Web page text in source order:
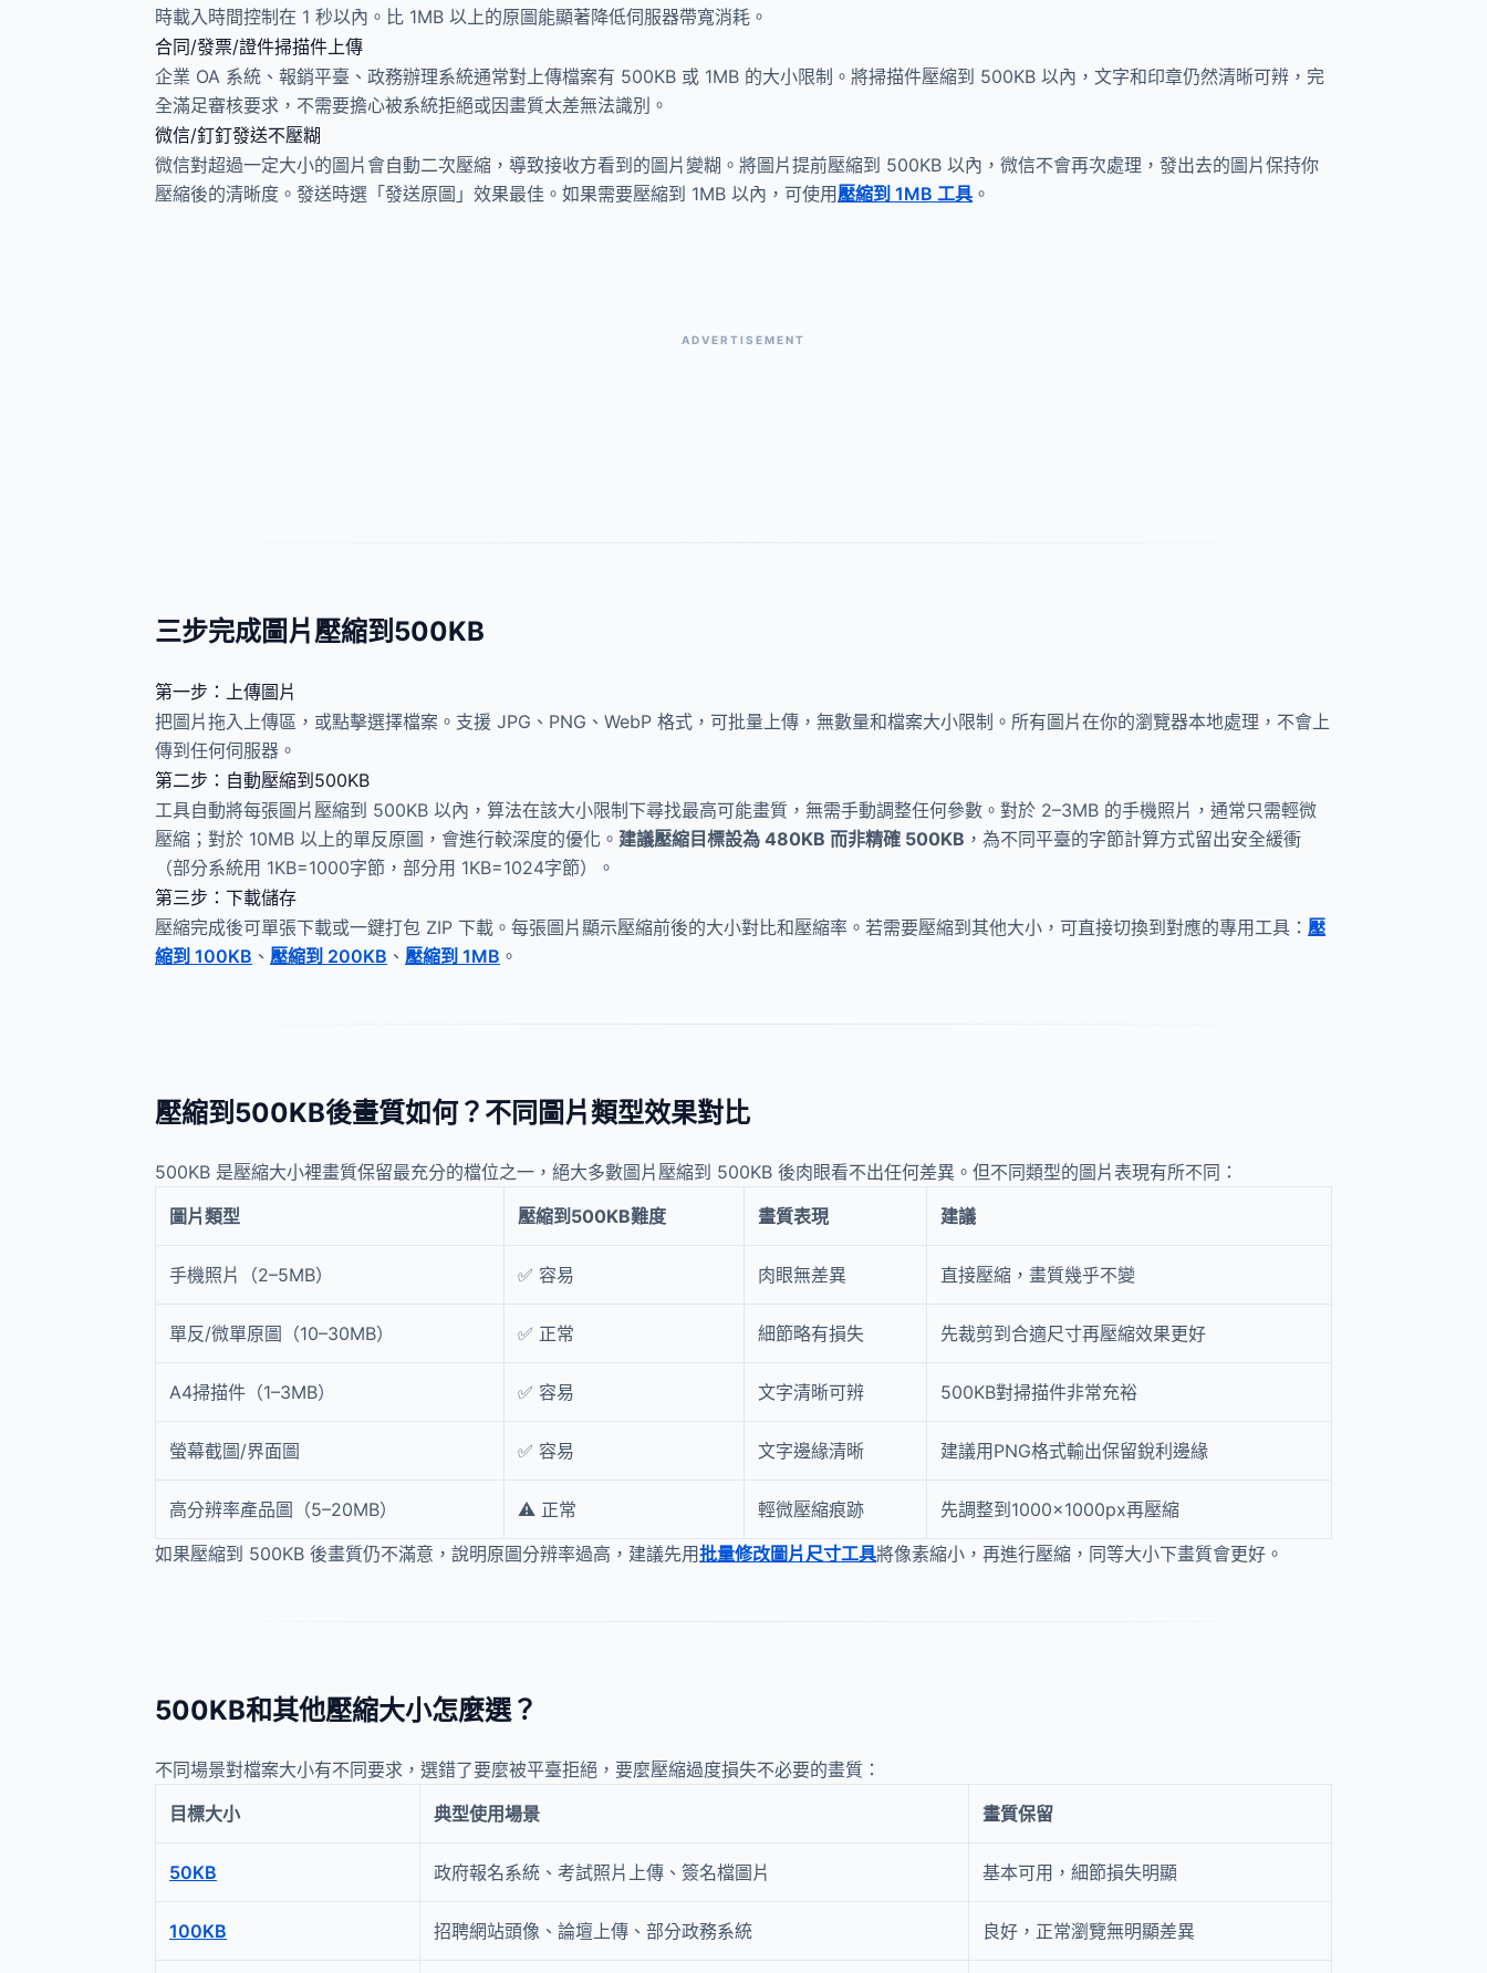
時載入時間控制在 1 秒以內。比 1MB 以上的原圖能顯著降低伺服器帶寬消耗。
合同/發票/證件掃描件上傳
企業 OA 系統、報銷平臺、政務辦理系統通常對上傳檔案有 500KB 或 1MB 的大小限制。將掃描件壓縮到 500KB 以內，文字和印章仍然清晰可辨，完
全滿足審核要求，不需要擔心被系統拒絕或因畫質太差無法識別。
微信/釘釘發送不壓糊
微信對超過一定大小的圖片會自動二次壓縮，導致接收方看到的圖片變糊。將圖片提前壓縮到 500KB 以內，微信不會再次處理，發出去的圖片保持你
壓縮後的清晰度。發送時選「發送原圖」效果最佳。如果需要壓縮到 1MB 以內，可使用壓縮到 1MB 工具 。
ADVERTISEMENT
三步完成圖片壓縮到500KB
第一步：上傳圖片
把圖片拖入上傳區，或點擊選擇檔案。支援 JPG、PNG、WebP 格式，可批量上傳，無數量和檔案大小限制。所有圖片在你的瀏覽器本地處理，不會上
傳到任何伺服器。
第二步：自動壓縮到500KB
工具自動將每張圖片壓縮到 500KB 以內，算法在該大小限制下尋找最高可能畫質，無需手動調整任何參數。對於 2–3MB 的手機照片，通常只需輕微
壓縮；對於 10MB 以上的單反原圖，會進行較深度的優化。 建議壓縮目標設為 480KB 而非精確 500KB ，為不同平臺的字節計算方式留出安全緩衝
（部分系統用 1KB=1000字節，部分用 1KB=1024字節）。
第三步：下載儲存
壓縮完成後可單張下載或一鍵打包 ZIP 下載。每張圖片顯示壓縮前後的大小對比和壓縮率。若需要壓縮到其他大小，可直接切換到對應的專用工具： 壓
縮到 100KB 、 壓縮到 200KB 、 壓縮到 1MB 。
壓縮到500KB後畫質如何？不同圖片類型效果對比
500KB 是壓縮大小裡畫質保留最充分的檔位之一，絕大多數圖片壓縮到 500KB 後肉眼看不出任何差異。但不同類型的圖片表現有所不同：
圖片類型
壓縮到500KB難度 畫質表現 建議
手機照片（2–5MB） ✅ 容易 肉眼無差異 直接壓縮，畫質幾乎不變
單反/微單原圖（10–30MB） ✅ 正常 細節略有損失 先裁剪到合適尺寸再壓縮效果更好
A4掃描件（1–3MB） ✅ 容易 文字清晰可辨 500KB對掃描件非常充裕
螢幕截圖/界面圖 ✅ 容易 文字邊緣清晰 建議用PNG格式輸出保留銳利邊緣
高分辨率產品圖（5–20MB） ⚠️ 正常 輕微壓縮痕跡
先調整到1000×1000px再壓縮
如果壓縮到 500KB 後畫質仍不滿意，說明原圖分辨率過高，建議先用批量修改圖片尺寸工具將像素縮小，再進行壓縮，同等大小下畫質會更好。
500KB和其他壓縮大小怎麼選？
不同場景對檔案大小有不同要求，選錯了要麼被平臺拒絕，要麼壓縮過度損失不必要的畫質：
目標大小
典型使用場景 畫質保留
50KB 政府報名系統、考試照片上傳、簽名檔圖片 基本可用，細節損失明顯
100KB 招聘網站頭像、論壇上傳、部分政務系統 良好，正常瀏覽無明顯差異